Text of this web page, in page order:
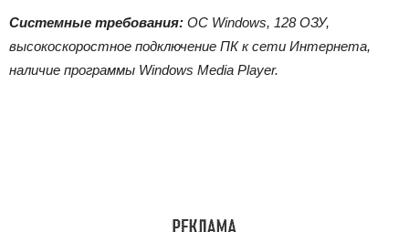
Системные требования: ОС Windows, 128 ОЗУ,
высокоскоростное подключение ПК к сети Интернета,
наличие программы Windows Media Player.